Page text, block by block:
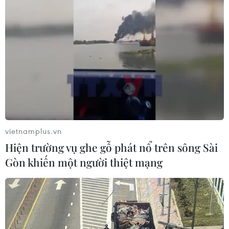
vietnamplus.vn
Hiện trường vụ ghe gỗ phát nổ trên sông Sài
Gòn khiến một người thiệt mạng